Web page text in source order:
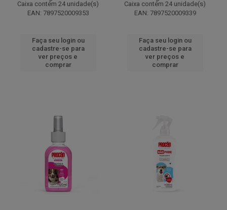
Caixa contém 24 unidade(s)
EAN: 7897520009353
Faça seu login ou
cadastre-se para
ver preços e
comprar
Caixa contém 24 unidade(s)
EAN: 7897520009339
Faça seu login ou
cadastre-se para
ver preços e
comprar